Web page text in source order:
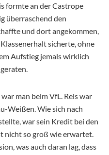
formte an der Castrope
überraschend den
und dort angekommen,
sicherte, ohne
Aufstieg jemals wirklich
man beim VfL. Reis war
Weißen. Wie sich nach
war sein Kredit bei den
nicht so groß wie erwartet.
was auch daran lag, dass